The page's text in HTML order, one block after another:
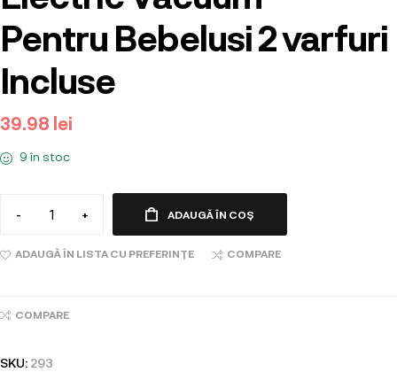
Pentru Bebelusi 2 varfuri
Incluse
39.98 lei
9 în stoc
- + ADAUGĂ ÎN COȘ
ADAUGĂ ÎN LISTA CU PREFERINȚE COMPARE
COMPARE
SKU: 293